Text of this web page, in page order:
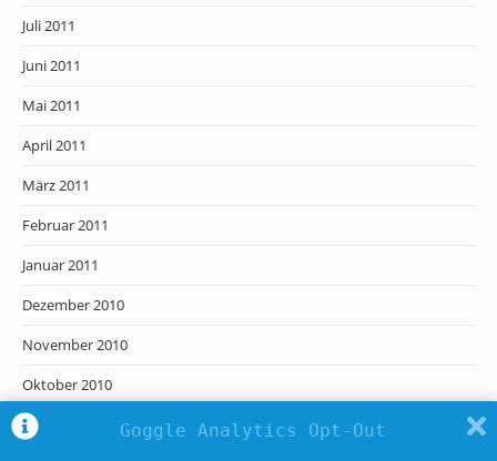
Juli 2011
Juni 2011
Mai 2011
April 2011
März 2011
Februar 2011
Januar 2011
Dezember 2010
November 2010
Oktober 2010
September 2010Goggle Analytics Opt-Out